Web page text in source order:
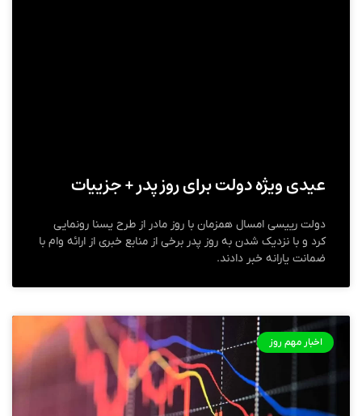
عیدی ویژه دولت برای روز پدر + جزییات
دولت رییسی امسال همزمان با روز مادر از طرح یسنا رونمایی
کرد و با نزدیک شدن به روز پدر برخی از منابع خبری از ارائه وام با
ضمانت یارانه خبر دادند.
اخبار مهم روز